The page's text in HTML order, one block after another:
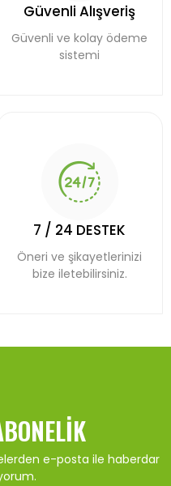
Güvenli Alışveriş
Güvenli ve kolay ödeme
sistemi
7 / 24 DESTEK
Öneri ve şikayetlerinizi
bize iletebilirsiniz.
e-posta ile haberdar